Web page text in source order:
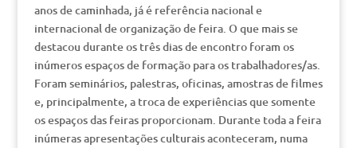
anos de caminhada, já é referência nacional e
internacional de organização de feira. O que mais se
destacou durante os três dias de encontro foram os
inúmeros espaços de formação para os trabalhadores/as.
Foram seminários, palestras, oficinas, amostras de filmes
e, principalmente, a troca de experiências que somente
os espaços das feiras proporcionam. Durante toda a feira
inúmeras apresentações culturais aconteceram, numa